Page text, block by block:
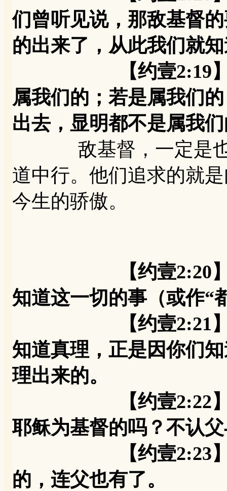
们曾听见说，那敌基督
的出来了，从此我们就
【约壹2:19】他们
属我们的；若是属我们
出去，显明都不是属我
敌基督，一定是也
道中行。他们追求的就
今生的骄傲。
【约壹
知道这一切的事（或作“
【约壹2:21】我写
知道真理，正是因你们
理出来的。
【约壹2:22】谁是
耶稣为基督的吗？不认
【约壹2:23】凡不
的，连父也有了。